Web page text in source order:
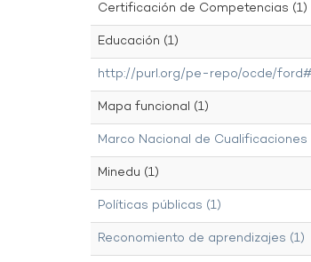
Certificación de Competencias (1)
Educación (1)
http://purl.org/pe-repo/ocde/
Mapa funcional (1)
Marco Nacional de Cualificaciones
Minedu (1)
Políticas públicas (1)
Reconomiento de aprendizajes (1)